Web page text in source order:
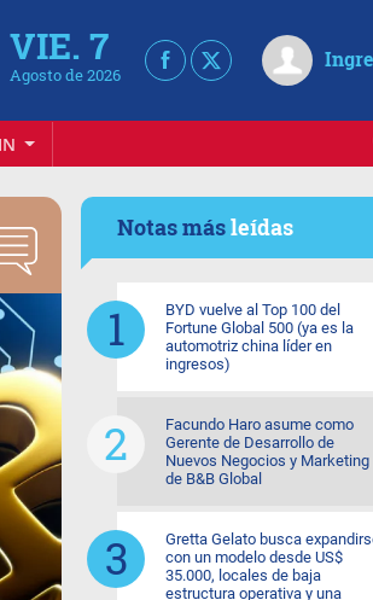
VIE. 7
Agosto de 2026
Notas másleídas
BYD vuelve al Top 100 del
Fortune Global 500 (ya es la
automotriz china líder en
ingresos)
Facundo Haro asume como
Gerente de Desarrollo de
Nuevos Negocios y Marketing
de B&B Global
Gretta Gelato busca
con un modelo desde US$
35.000, locales de baja
estructura operativa y una